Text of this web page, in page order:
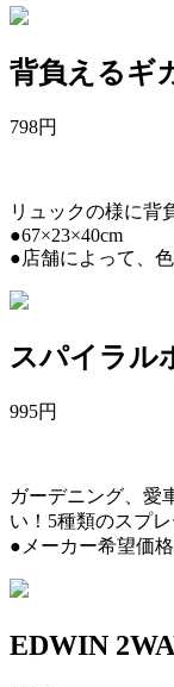
背負えるギ
798円
リュックの様に背
●67×23×40cm
●店舗によって、
スパイラル
995円
ガーデニング、愛
い！5種類のスプ
●メーカー希望価格
EDWIN